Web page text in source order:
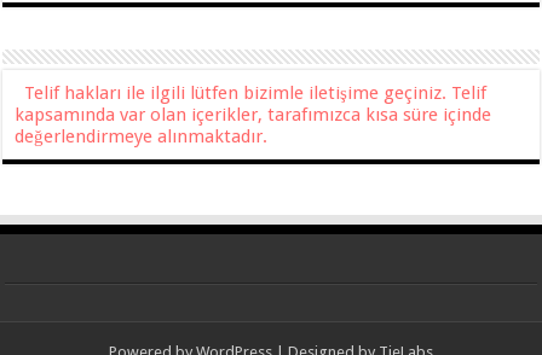
Telif hakları ile ilgili lütfen bizimle iletişime geçiniz. Telif
kapsamında var olan içerikler, tarafımızca kısa süre içinde
değerlendirmeye alınmaktadır.